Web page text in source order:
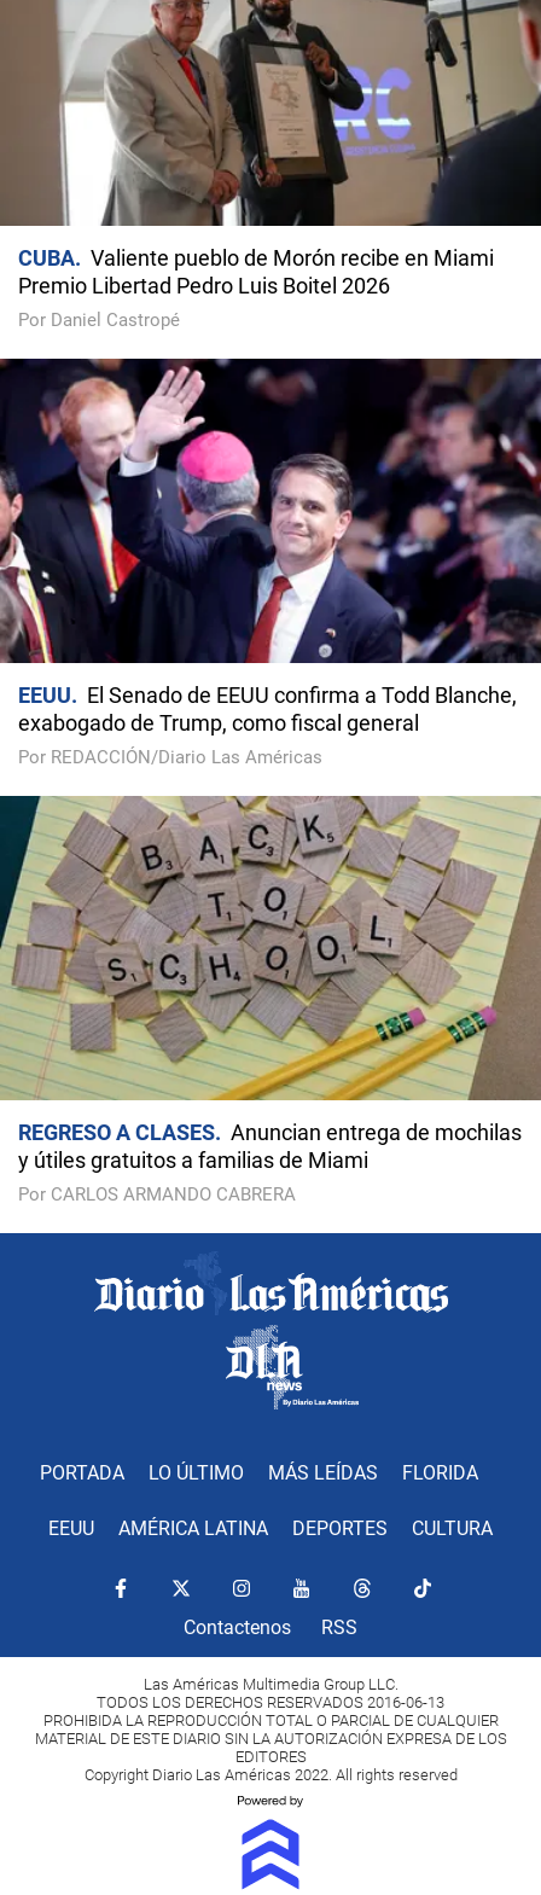
CUBA
Valiente pueblo de Morón recibe en Miami
Premio Libertad Pedro Luis Boitel 2026
Por Daniel Castropé
EEUU
El Senado de EEUU confirma a Todd Blanche,
exabogado de Trump, como fiscal general
Por REDACCIÓN/Diario Las Américas
REGRESO A CLASES
Anuncian entrega de mochilas
y útiles gratuitos a familias de Miami
Por CARLOS ARMANDO CABRERA
PORTADA LO ÚLTIMO MÁS LEÍDAS FLORIDA
EEUU AMÉRICA LATINA DEPORTES CULTURA
Contactenos RSS
Las Américas Multimedia Group LLC.
TODOS LOS DERECHOS RESERVADOS 2016-06-13
PROHIBIDA LA REPRODUCCIÓN TOTAL O PARCIAL DE CUALQUIER
MATERIAL DE ESTE DIARIO SIN LA AUTORIZACIÓN EXPRESA DE LOS
EDITORES
Copyright Diario Las Américas 2022. All rights reserved